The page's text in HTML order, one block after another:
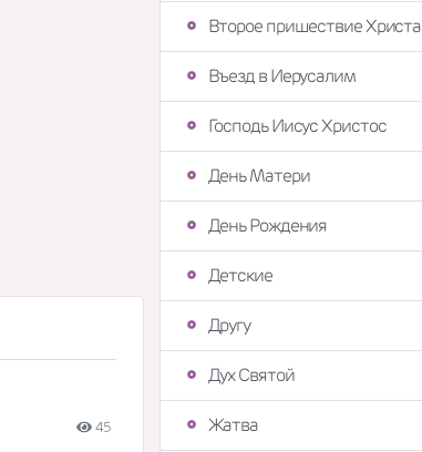
45
Второе пришествие Христа
Въезд в Иерусалим
Господь Иисус Христос
День Матери
День Рождения
Детские
Другу
Дух Святой
Жатва